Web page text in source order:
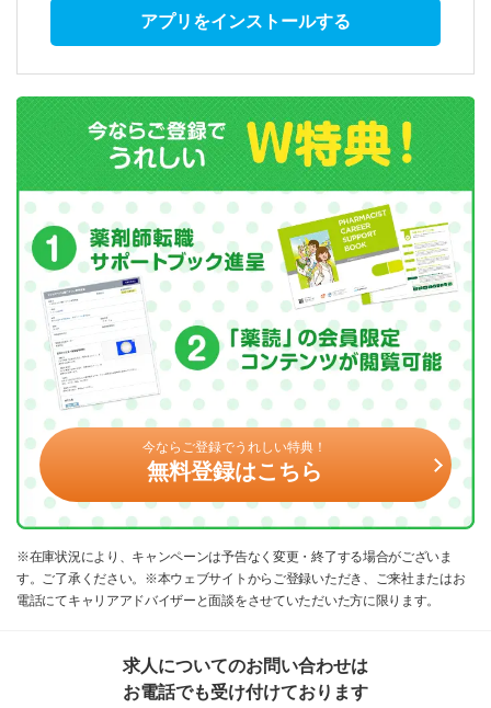
アプリをインストールする
今ならご登録でうれしい特典！
無料登録はこちら
※在庫状況により、キャンペーンは予告なく変更・終了する場合がございま
す。ご了承ください。※本ウェブサイトからご登録いただき、ご来社またはお
電話にてキャリアアドバイザーと面談をさせていただいた方に限ります。
求人についてのお問い合わせは
お電話でも受け付けております